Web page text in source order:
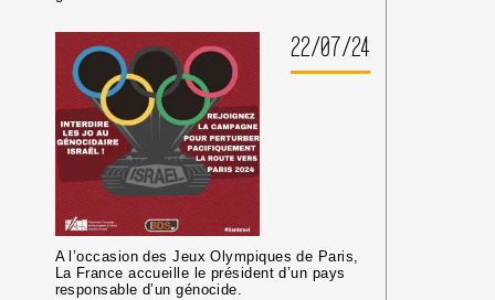
22/07/24
A l’occasion des Jeux Olympiques de Paris,
La France accueille le président d’un pays
responsable d’un génocide.